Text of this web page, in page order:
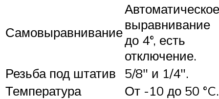
Самовыравнивание
Автоматическое
выравнивание
до 4°, есть
отключение.
Резьба под штатив
5/8″ и 1/4″.
Температура
От -10 до 50 °C.